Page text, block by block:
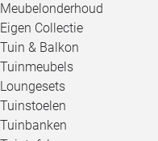
Meubelonderhoud
Eigen Collectie
Tuin & Balkon
Tuinmeubels
Loungesets
Tuinstoelen
Tuinbanken